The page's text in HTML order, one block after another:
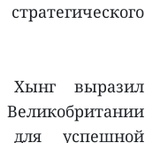
выразил
для успешной